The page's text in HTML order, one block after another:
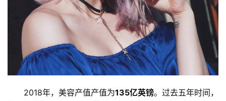
2018年，美容产值产值为135亿英镑。过去五年时间，